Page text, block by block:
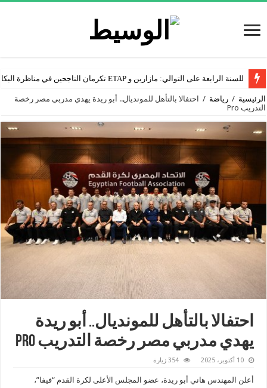
للسنة الرابعة على التوالي: مازارين و ETAP تكرمان الناجحين في مناظرة البكالوريا
الرئيسية / رياضة / احتفالا بالتأهل للمونديال.. أبو ريدة يهدي مدربي مصر رخصة
التدريب Pro
احتفالا بالتأهل للمونديال.. أبو ريدة
يهدي مدربي مصر رخصة التدريب Pro
10 أكتوبر، 2025 354 زيارة
أعلن المهندس هاني أبو ريدة، عضو المجلس الأعلى لكرة القدم “فيفا”،